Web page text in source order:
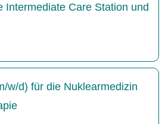
Intermediate Care Station und
w/d) für die Nuklearmedizin